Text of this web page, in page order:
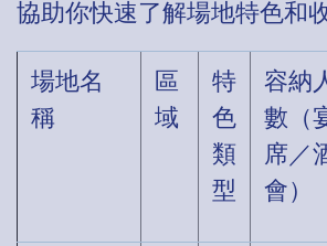
協助你快速了解場地特色和收
場地名
稱
區
域
特
色
類
型
容納
數（
席／
會）